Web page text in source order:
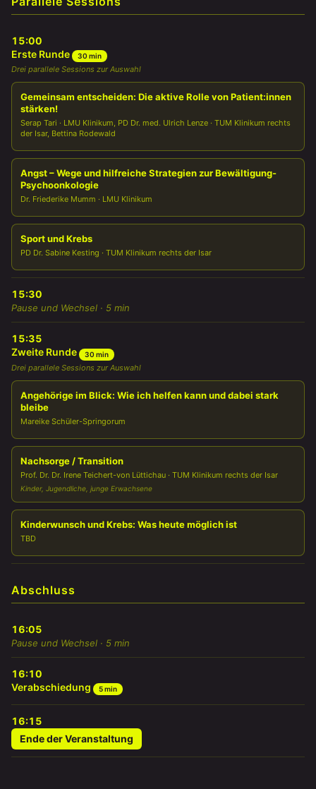
15:00
Erste Runde
30 min
Drei parallele Sessions zur Auswahl
Gemeinsam entscheiden: Die aktive Rolle von Patient:innen
stärken!
Serap Tari · LMU Klinikum, PD Dr. med. Ulrich Lenze · TUM Klinikum rechts
der Isar, Bettina Rodewald
Angst – Wege und hilfreiche Strategien zur Bewältigung-
Psychoonkologie
Dr. Friederike Mumm · LMU Klinikum
Sport und Krebs
PD Dr. Sabine Kesting · TUM Klinikum rechts der Isar
15:30
Pause und Wechsel · 5 min
15:35
Zweite Runde
30 min
Drei parallele Sessions zur Auswahl
Angehörige im Blick: Wie ich helfen kann und dabei stark
bleibe
Mareike Schüler-Springorum
Nachsorge / Transition
Prof. Dr. Dr. Irene Teichert-von Lüttichau · TUM Klinikum rechts der Isar
Kinder, Jugendliche, junge Erwachsene
Kinderwunsch und Krebs: Was heute möglich ist
TBD
Abschluss
16:05
Pause und Wechsel · 5 min
16:10
Verabschiedung
5 min
16:15
Ende der Veranstaltung